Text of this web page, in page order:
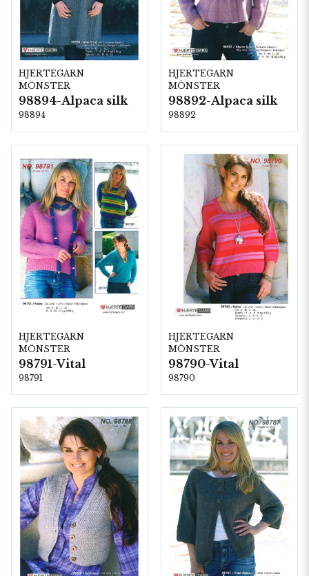
HJERTEGARN
MÖNSTER
98894-Alpaca silk
98894
HJERTEGARN
MÖNSTER
98892-Alpaca silk
98892
HJERTEGARN
MÖNSTER
98791-Vital
98791
HJERTEGARN
MÖNSTER
98790-Vital
98790